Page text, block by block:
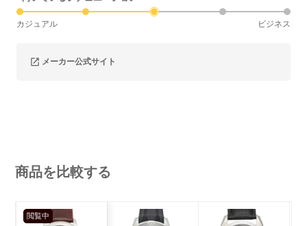
カジュアル ビジネス
メーカー公式サイト
商品を比較する
閲覧中